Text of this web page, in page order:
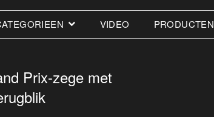
VIDEO PRODUCTEN
Prix-zege met